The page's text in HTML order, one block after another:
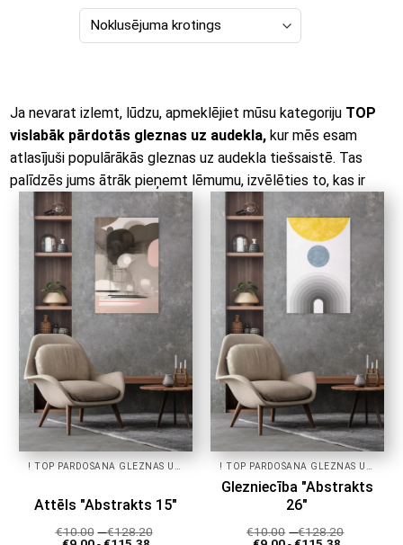
Ja nevarat izlemt, lūdzu, apmeklējiet mūsu kategoriju TOP
vislabāk pārdotās gleznas uz audekla, kur mēs esam
atlasījuši populārākās gleznas uz audekla tiešsaistē. Tas
palīdzēs jums ātrāk pieņemt lēmumu, izvēlēties to, kas ir
patiešām populārs, un padarīt savu mājokli vai biroju košu ar
jaunām krāsām!
Attēls "Abstrakts 15"
€10.00 -€128.20
Glezniecība "Abstrakts
26"
€10.00 -€128.20